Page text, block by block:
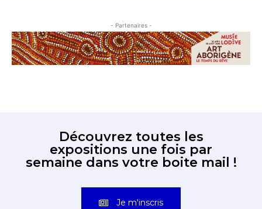
- Partenaires -
Découvrez toutes les
expositions une fois par
semaine dans votre boite mail !
Je m'inscris